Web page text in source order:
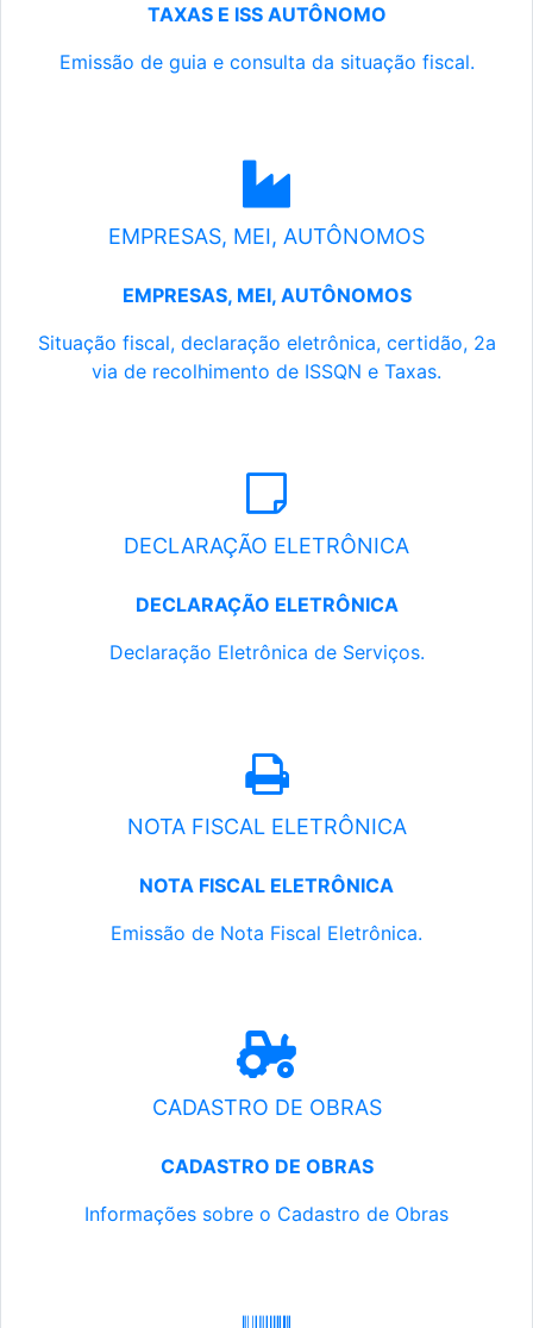
TAXAS E ISS AUTÔNOMO
Emissão de guia e consulta da situação fiscal.
EMPRESAS, MEI, AUTÔNOMOS
EMPRESAS, MEI, AUTÔNOMOS
Situação fiscal, declaração eletrônica, certidão, 2a
via de recolhimento de ISSQN e Taxas.
DECLARAÇÃO ELETRÔNICA
DECLARAÇÃO ELETRÔNICA
Declaração Eletrônica de Serviços.
NOTA FISCAL ELETRÔNICA
NOTA FISCAL ELETRÔNICA
Emissão de Nota Fiscal Eletrônica.
CADASTRO DE OBRAS
CADASTRO DE OBRAS
Informações sobre o Cadastro de Obras